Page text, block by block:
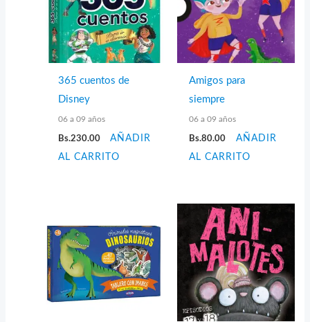
365 cuentos de
Disney
06 a 09 años
Bs.230.00
AÑADIR
AL CARRITO
Amigos para
siempre
06 a 09 años
Bs.80.00
AÑADIR
AL CARRITO